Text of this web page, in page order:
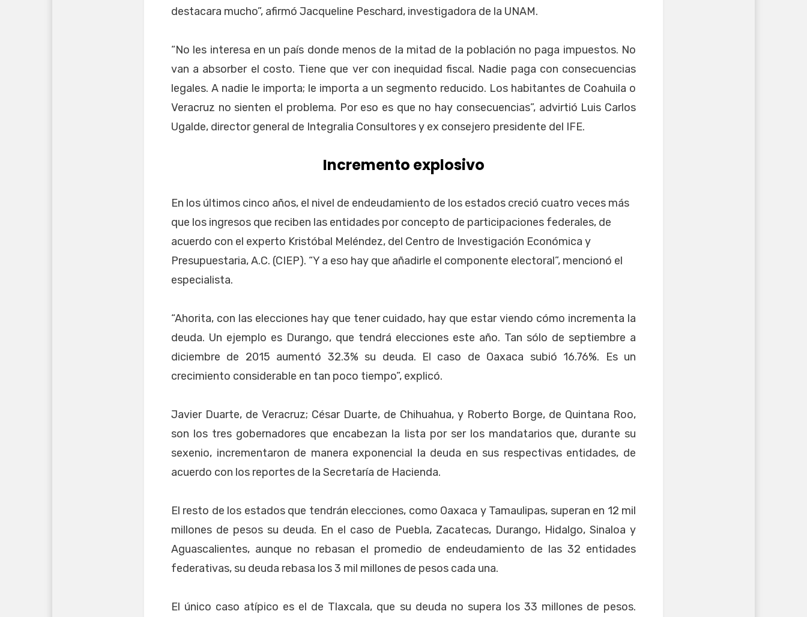
destacara mucho”, afirmó Jacqueline Peschard, investigadora de la UNAM.
“No les interesa en un país donde menos de la mitad de la población no paga impuestos. No
van a absorber el costo. Tiene que ver con inequidad fiscal. Nadie paga con consecuencias
legales. A nadie le importa; le importa a un segmento reducido. Los habitantes de Coahuila o
Veracruz no sienten el problema. Por eso es que no hay consecuencias”, advirtió Luis Carlos
Ugalde, director general de Integralia Consultores y ex consejero presidente del IFE.
Incremento explosivo
En los últimos cinco años, el nivel de endeudamiento de los estados creció cuatro veces más
que los ingresos que reciben las entidades por concepto de participaciones federales, de
acuerdo con el experto Kristóbal Meléndez, del Centro de Investigación Económica y
Presupuestaria, A.C. (CIEP). “Y a eso hay que añadirle el componente electoral”, mencionó el
especialista.
“Ahorita, con las elecciones hay que tener cuidado, hay que estar viendo cómo incrementa la
deuda. Un ejemplo es Durango, que tendrá elecciones este año. Tan sólo de septiembre a
diciembre de 2015 aumentó 32.3% su deuda. El caso de Oaxaca subió 16.76%. Es un
crecimiento considerable en tan poco tiempo”, explicó.
Javier Duarte, de Veracruz; César Duarte, de Chihuahua, y Roberto Borge, de Quintana Roo,
son los tres gobernadores que encabezan la lista por ser los mandatarios que, durante su
sexenio, incrementaron de manera exponencial la deuda en sus respectivas entidades, de
acuerdo con los reportes de la Secretaría de Hacienda.
El resto de los estados que tendrán elecciones, como Oaxaca y Tamaulipas, superan en 12 mil
millones de pesos su deuda. En el caso de Puebla, Zacatecas, Durango, Hidalgo, Sinaloa y
Aguascalientes, aunque no rebasan el promedio de endeudamiento de las 32 entidades
federativas, su deuda rebasa los 3 mil millones de pesos cada una.
El único caso atípico es el de Tlaxcala, que su deuda no supera los 33 millones de pesos.